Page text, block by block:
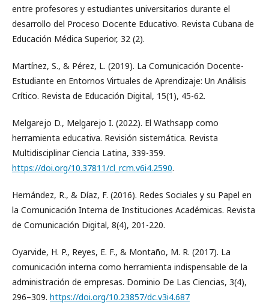
entre profesores y estudiantes universitarios durante el
desarrollo del Proceso Docente Educativo. Revista Cubana de
Educación Médica Superior, 32 (2).
Martínez, S., & Pérez, L. (2019). La Comunicación Docente-
Estudiante en Entornos Virtuales de Aprendizaje: Un Análisis
Crítico. Revista de Educación Digital, 15(1), 45-62.
Melgarejo D., Melgarejo I. (2022). El Wathsapp como
herramienta educativa. Revisión sistemática. Revista
Multidisciplinar Ciencia Latina, 339-359.
https://doi.org/10.37811/cl_rcm.v6i4.2590.
Hernández, R., & Díaz, F. (2016). Redes Sociales y su Papel en
la Comunicación Interna de Instituciones Académicas. Revista
de Comunicación Digital, 8(4), 201-220.
Oyarvide, H. P., Reyes, E. F., & Montaño, M. R. (2017). La
comunicación interna como herramienta indispensable de la
administración de empresas. Dominio De Las Ciencias, 3(4),
296–309. https://doi.org/10.23857/dc.v3i4.687